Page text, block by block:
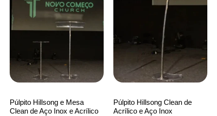
Púlpito Hillsong e Mesa
Clean de Aço Inox e Acrílico
Púlpito Hillsong Clean de
Acrílico e Aço Inox